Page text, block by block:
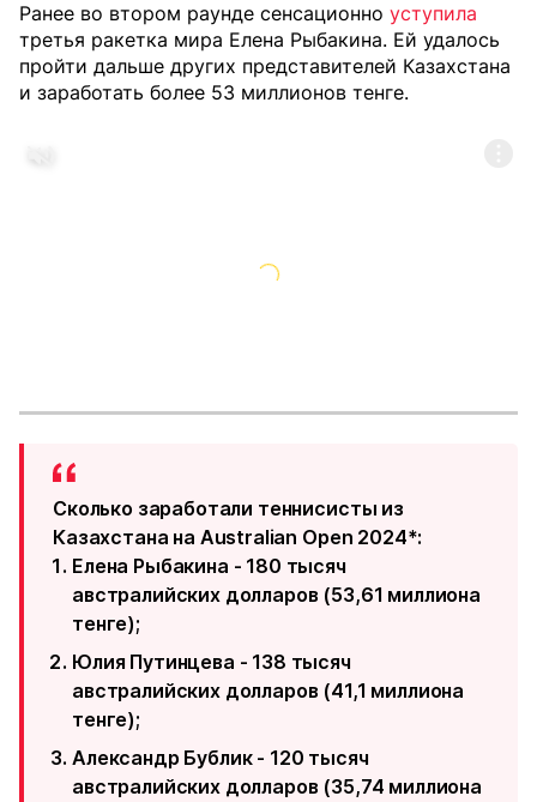
Ранее во втором раунде сенсационно уступила
третья ракетка мира Елена Рыбакина. Ей удалось
пройти дальше других представителей Казахстана
и заработать более 53 миллионов тенге.
Сколько заработали теннисисты из
Казахстана на Australian Open 2024*:
Елена Рыбакина - 180 тысяч
австралийских долларов (53,61 миллиона
тенге);
Юлия Путинцева - 138 тысяч
австралийских долларов (41,1 миллиона
тенге);
Александр Бублик - 120 тысяч
австралийских долларов (35,74 миллиона